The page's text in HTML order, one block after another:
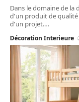
Dans le domaine de la
d'un produit de qualité
d'un projet.…
Décoration Interieure